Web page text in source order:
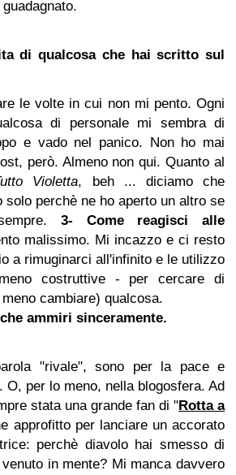
di qualcosa che hai scritto sul
le volte in cui non mi pento. Ogni
di personale mi sembra di
e vado nel panico. Non ho mai
però. Almeno non qui. Quanto al
Violetta, beh ... diciamo che
solo perchè ne ho aperto un altro se
3- Come reagisci alle
malissimo. Mi incazzo e ci resto
a rimuginarci all'infinito e le utilizzo
costruttive - per cercare di
cambiare) qualcosa.
ammiri sinceramente.
"rivale", sono per la pace e
O, per lo meno, nella blogosfera. Ad
stata una grande fan di "Rotta a
approfitto per lanciare un accorato
perchè diavolo hai smesso di
in mente? Mi manca davvero